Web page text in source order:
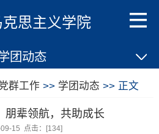
克思主义学院
团动态
群工作 >> 学团动态 >> 正文
朋辈领航，共助成长
15 点击：[134]